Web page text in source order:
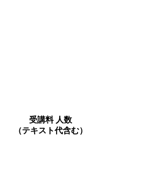
受講料 人数
（テキスト代含む）